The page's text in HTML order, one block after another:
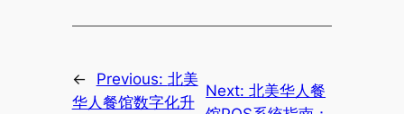
← Previous: 北美
华人餐馆数字化升
Next:北美华人餐